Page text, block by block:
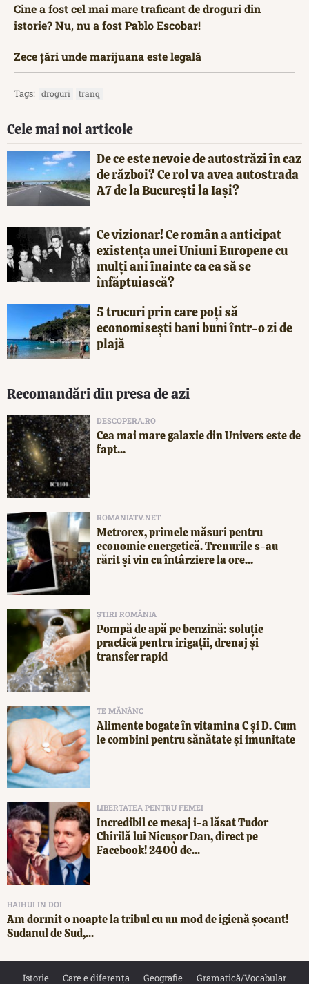
Cine a fost cel mai mare traficant de droguri din
istorie? Nu, nu a fost Pablo Escobar!
Zece țări unde marijuana este legală
Tags: droguri tranq
Cele mai noi articole
De ce este nevoie de autostrăzi în caz
de război? Ce rol va avea autostrada
A7 de la București la Iași?
Ce vizionar! Ce român a anticipat
existența unei Uniuni Europene cu
mulți ani înainte ca ea să se
înfăptuiască?
5 trucuri prin care poți să
economisești bani buni într-o zi de
plajă
Recomandări din presa de azi
DESCOPERA.RO
Cea mai mare galaxie din Univers este de
fapt...
ROMANIATV.NET
Metrorex, primele măsuri pentru
economie energetică. Trenurile s-au
rărit și vin cu întârziere la ore...
ȘTIRI ROMÂNIA
Pompă de apă pe benzină: soluție
practică pentru irigații, drenaj și
transfer rapid
TE MĂNÂNC
Alimente bogate în vitamina C și D. Cum
le combini pentru sănătate și imunitate
LIBERTATEA PENTRU FEMEI
Incredibil ce mesaj i-a lăsat Tudor
Chirilă lui Nicușor Dan, direct pe
Facebook! 2400 de...
HAIHUI IN DOI
Am dormit o noapte la tribul cu un mod de igienă șocant!
Sudanul de Sud,...
Istorie Care e diferența Geografie Gramatică/Vocabular